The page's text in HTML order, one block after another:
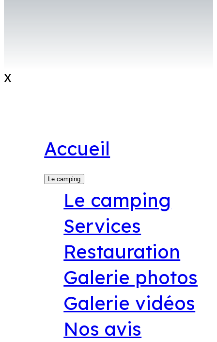
X
Accueil
Le camping
Le camping
Services
Restauration
Galerie photos
Galerie vidéos
Nos avis